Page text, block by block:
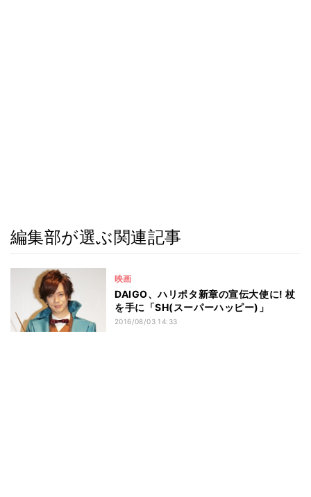
編集部が選ぶ関連記事
映画
DAIGO、ハリポタ新章の宣伝大使に! 杖
を手に「SH(スーパーハッピー)」
2016/08/03 14:33